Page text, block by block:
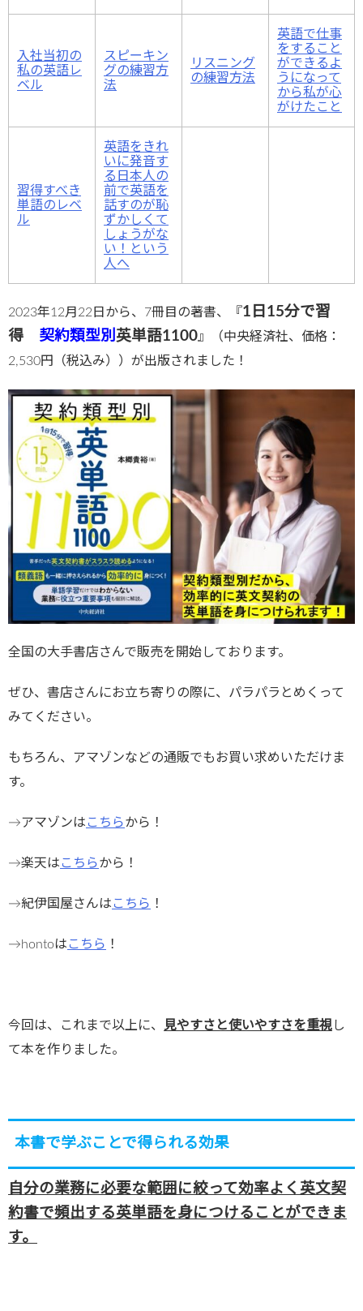
入社当初の
私の英語レ
ベル
スピーキン
グの練習方
法
リスニング
の練習方法
英語で仕事
をすること
ができるよ
うになって
から私が心
がけたこと
習得すべき
単語のレベ
ル
英語をきれ
いに発音す
る日本人の
前で英語を
話すのが恥
ずかしくて
しょうがな
い！という
人へ
2023年12月22日から、7冊目の著書、『 1日15分で習
得 契約類型別 英単語1100』（中央経済社、価格：
2,530円（税込み））が出版されました！
全国の大手書店さんで販売を開始しております。
ぜひ、書店さんにお立ち寄りの際に、パラパラとめくって
みてください。
もちろん、アマゾンなどの通販でもお買い求めいただけま
す。
→アマゾンは こちらから！
→楽天は こちらから！
→紀伊国屋さんは こちら ！
→hontoは こちら ！
今回は、これまで以上に、 見やすさと使いやすさを重視し
て本を作りました。
本書で学ぶことで得られる効果
自分の業務に必要な範囲に絞って効率よく英文契
約書で頻出する英単語を身につけることができま
す。